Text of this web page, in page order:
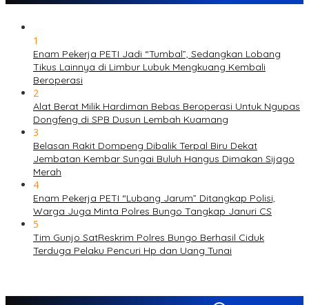
1
Enam Pekerja PETI Jadi “Tumbal”, Sedangkan Lobang
Tikus Lainnya di Limbur Lubuk Mengkuang Kembali
Beroperasi
2
Alat Berat Milik Hardiman Bebas Beroperasi Untuk Ngupas
Dongfeng di SPB Dusun Lembah Kuamang
3
Belasan Rakit Dompeng Dibalik Terpal Biru Dekat
Jembatan Kembar Sungai Buluh Hangus Dimakan Sijago
Merah
4
Enam Pekerja PETI “Lubang Jarum” Ditangkap Polisi,
Warga Juga Minta Polres Bungo Tangkap Januri CS
5
Tim Gunjo SatReskrim Polres Bungo Berhasil Ciduk
Terduga Pelaku Pencuri Hp dan Uang Tunai